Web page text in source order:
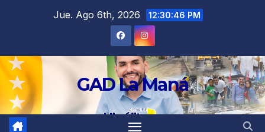
Jue. Ago 6th, 2026 12:30:46 PM
GAD La Maná